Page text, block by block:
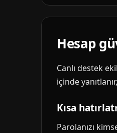
Hesap
Canlı destek
içinde
Kısa
Parolanızı